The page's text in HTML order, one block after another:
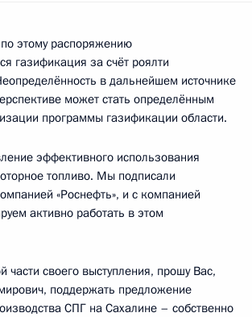
этому распоряжению
газификация за счёт роялти
в дальнейшем источнике
может стать определённым
программы газификации области.
эффективного использования
топливо. Мы подписали
«Роснефть», и с компанией
активно работать в этом
части своего выступления, прошу Вас,
поддержать предложение
СПГ на Сахалине – собственно